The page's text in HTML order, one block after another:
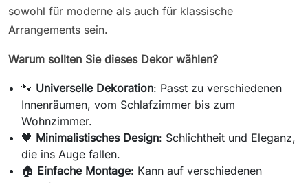
sowohl für moderne als auch für klassische
Arrangements sein.
Warum sollten Sie dieses Dekor wählen?
🐾 Universelle Dekoration: Passt zu verschiedenen
Innenräumen, vom Schlafzimmer bis zum
Wohnzimmer.
🖤 Minimalistisches Design: Schlichtheit und Eleganz,
die ins Auge fallen.
🏠 Einfache Montage: Kann auf verschiedenen